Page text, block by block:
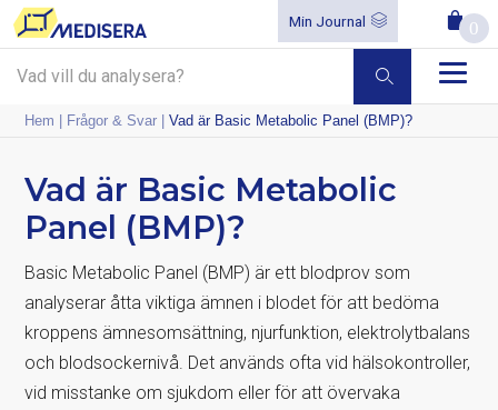
Min Journal 0
Hem | Frågor & Svar |Vad är Basic Metabolic Panel (BMP)?
Vad är Basic Metabolic
Panel (BMP)?
Basic Metabolic Panel (BMP) är ett blodprov som
analyserar åtta viktiga ämnen i blodet för att bedöma
kroppens ämnesomsättning, njurfunktion, elektrolytbalans
och blodsockernivå. Det används ofta vid hälsokontroller,
vid misstanke om sjukdom eller för att övervaka